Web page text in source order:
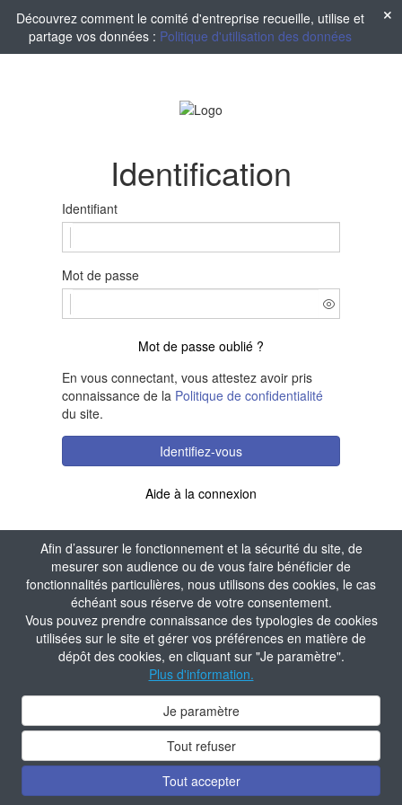
Afin d’assurer le fonctionnement et la sécurité du site, de
mesurer son audience ou de vous faire bénéficier de
fonctionnalités particulières, nous utilisons des cookies, le cas
échéant sous réserve de votre consentement.
Vous pouvez prendre connaissance des typologies de cookies
utilisées sur le site et gérer vos préférences en matière de
dépôt des cookies, en cliquant sur "Je paramètre".
Plus d'information.
Je paramètre
Tout refuser
Tout accepter
Découvrez comment le comité d'entreprise recueille, utilise et
partage vos données : Politique d'utilisation des données
Identification
Identifiant
Mot de passe
Mot de passe oublié ?
En vous connectant, vous attestez avoir pris
connaissance de la Politique de confidentialité
du site.
Identifiez-vous
Aide à la connexion